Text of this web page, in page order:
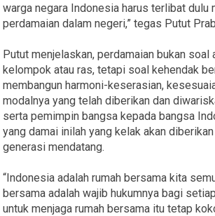
warga negara Indonesia harus terlibat dulu
perdamaian dalam negeri,” tegas Putut
Putut menjelaskan, perdamaian bukan soal
kelompok atau ras, tetapi soal kehendak
membangun harmoni-keserasian,
modalnya yang telah diberikan dan
serta pemimpin bangsa kepada bangsa
yang damai inilah yang kelak akan
generasi mendatang.
“Indonesia adalah rumah bersama kita
bersama adalah wajib hukumnya bagi
untuk menjaga rumah bersama itu tetap